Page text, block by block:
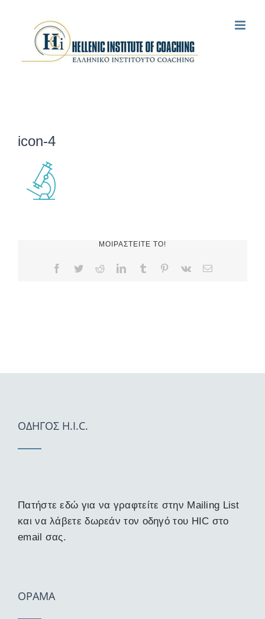
περιεχόμενο
icon-4
ΜΟΙΡΑΣΤΕΙΤΕ ΤΟ!
Facebook
TwitterRedditLinkedInTumblr PinterestVk Email
ΟΔΗΓΟΣ H.I.C.
Πατήστε εδώ για να γραφτείτε στην Mailing List
και να λάβετε δωρεάν τον οδηγό του HIC στο
email σας.
ΟΡΑΜΑ